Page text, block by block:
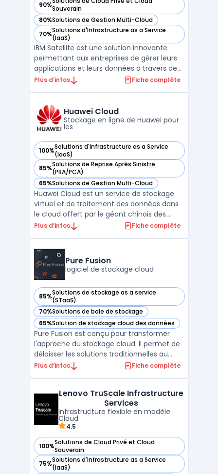
90%Souverain
— voir IBM Cloud Satellite dans cette catégorie
80%Solutions de Gestion Multi-Cloud
— voir IBM Cloud Satellite dans cette catégorie
70%Solutions d'Infrastructure as a Service
(IaaS)
— voir IBM Cloud Satellite dans cette catégorie
IBM Satellite est une solution innovante
permettant aux entreprises de gérer leurs
applications et leurs données à travers des
environnements cloud variés. Grâce à IBM
tout en conservant un contrôle centralisé.
Cet ...
Plus d’infos Fiche complète
Huawei Cloud
Stockage en ligne de Huawei pour
les
100%Solutions d'Infrastructure as a Service
(IaaS)
— voir Huawei Cloud dans cette catégorie
85%Solutions de Reprise Après Sinistre
(PRA/PCA)
— voir Huawei Cloud dans cette catégorie
65%Solutions de Gestion Multi-Cloud
— voir Huawei Cloud dans cette catégorie
Huawei Cloud est un service de stockage
virtuel et de traitement des données dans
le cloud offert par le géant chinois des
télécommunications, Huawei Technologies.
analyser leurs données à distance, en toute
sécurité et de ...
Plus d’infos Fiche complète
Pure Fusion
logiciel de stockage cloud
85%Solutions de stockage as a service
(STaaS)
— voir Pure Fusion dans cette catégorie
70%Solutions de baie de stockage
— voir Pure Fusion dans cette catégorie
65%Solution de stockage cloud des données
— voir Pure Fusion dans cette catégorie
Pure Fusion est conçu pour transformer
l'approche du stockage cloud. Il permet de
délaisser les solutions traditionnelles au
profit d'un modèle cloud en libre-service,
plateformes Pure Storage®. Il combine l ...
Plus d’infos Fiche complète
Lenovo TruScale Infrastructure
Services
Infrastructure flexible en modèle
Cloud
4.5
100%Solutions de Cloud Privé et Cloud
Souverain
— voir Lenovo TruScale Infrastructure Services dans cette
75%Solutions d'Infrastructure as a Service
(IaaS)
— voir Lenovo TruScale Infrastructure Services dans cette